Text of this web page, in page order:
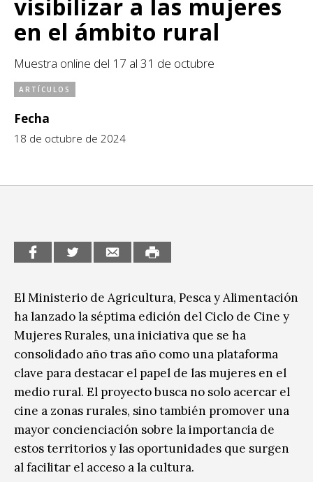
Sitios de interés
Escénicas
Infantil / Juvenil
Letras
Música / Sonido
visibilizar a las mujeres
en el ámbito rural
Muestra online del 17 al 31 de octubre
ARTÍCULOS
Fecha
18 de octubre de 2024
El Ministerio de Agricultura, Pesca y Alimentación
ha lanzado la séptima edición del Ciclo de Cine y
Mujeres Rurales, una iniciativa que se ha
consolidado año tras año como una plataforma
clave para destacar el papel de las mujeres en el
medio rural. El proyecto busca no solo acercar el
cine a zonas rurales, sino también promover una
mayor concienciación sobre la importancia de
estos territorios y las oportunidades que surgen
al facilitar el acceso a la cultura.